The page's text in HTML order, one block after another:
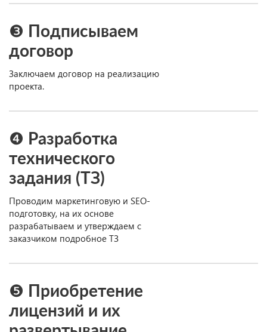
❸ Подписываем
договор
Заключаем договор на реализацию
проекта.
❹ Разработка
технического
задания (ТЗ)
Проводим маркетинговую и SEO-
подготовку, на их основе
разрабатываем и утверждаем с
заказчиком подробное ТЗ
❺ Приобретение
лицензий и их